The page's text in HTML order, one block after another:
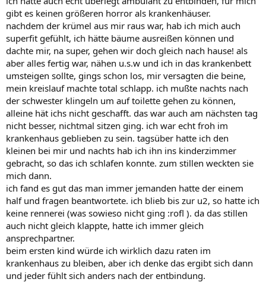
gibt es keinen größeren horror als krankenhäuser.
nachdem der krümel aus mir raus war, hab ich mich auch
superfit gefühlt, ich hätte bäume ausreißen können und
dachte mir, na super, gehen wir doch gleich nach hause! als
aber alles fertig war, nähen u.s.w und ich in das krankenbett
umsteigen sollte, gings schon los, mir versagten die beine,
mein kreislauf machte total schlapp. ich mußte nachts nach
der schwester klingeln um auf toilette gehen zu können,
alleine hät ichs nicht geschafft. das war auch am nächsten tag
nicht besser, nichtmal sitzen ging. ich war echt froh im
krankenhaus geblieben zu sein. tagsüber hatte ich den
kleinen bei mir und nachts hab ich ihn ins kinderzimmer
gebracht, so das ich schlafen konnte. zum stillen weckten sie
mich dann.
ich fand es gut das man immer jemanden hatte der einem
half und fragen beantwortete. ich blieb bis zur u2, so hatte ich
keine rennerei (was sowieso nicht ging :rofl ). da das stillen
auch nicht gleich klappte, hatte ich immer gleich
ansprechpartner.
beim ersten kind würde ich wirklich dazu raten im
krankenhaus zu bleiben, aber ich denke das ergibt sich dann
und jeder fühlt sich anders nach der entbindung.